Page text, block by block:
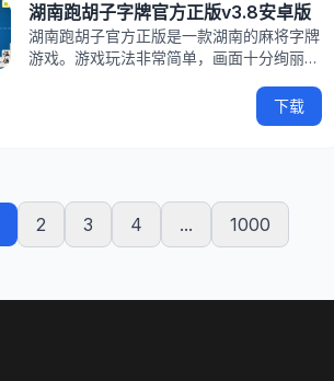
湖南跑胡子字牌官方正版v3.8安卓版
湖南跑胡子官方正版是一款湖南的麻将字牌
游戏。游戏玩法非常简单，画面十分绚丽，
玩法，三人就可以开战哦，喜欢的朋友赶快
到IT猫扑下载吧！呱呱跑胡子内容介绍跑胡
下载
2 3 4 ... 1000